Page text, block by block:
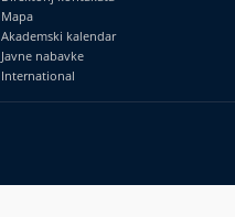
Mapa
Akademski kalendar
Javne nabavke
International